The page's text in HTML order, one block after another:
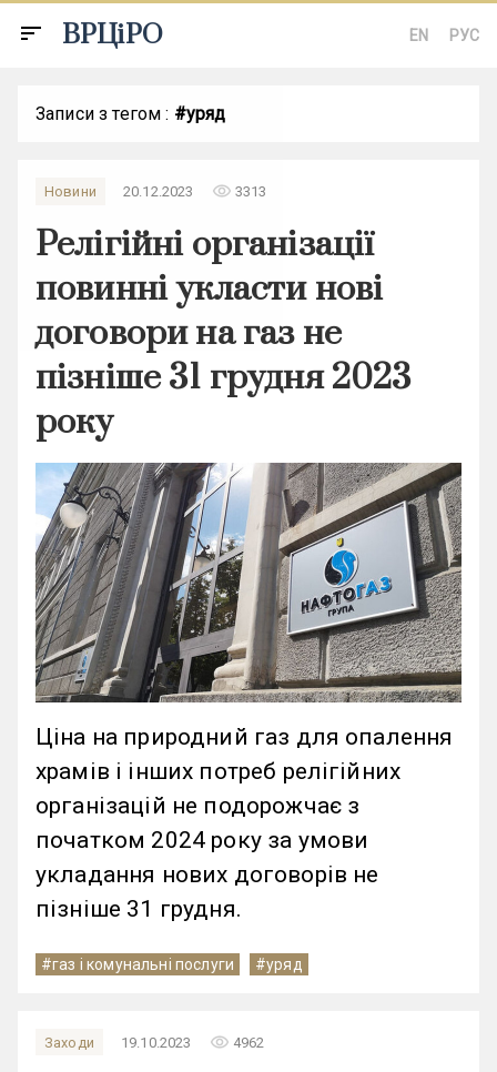
sort ВРЦіРО EN РУС
Записи з тегом : #уряд
Новини 20.12.2023 remove_red_eye 3313
Релігійні організації
повинні укласти нові
договори на газ не
пізніше 31 грудня 2023
року
Ціна на природний газ для опалення
храмів і інших потреб релігійних
організацій не подорожчає з
початком 2024 року за умови
укладання нових договорів не
пізніше 31 грудня.
#газ і комунальні послуги #уряд
Заходи 19.10.2023 remove_red_eye 4962